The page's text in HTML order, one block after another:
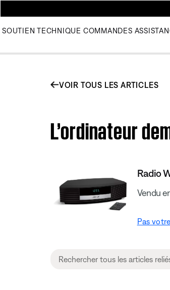
SOUTIEN TECHNIQUE COMMANDES
VOIR TOUS LES ARTICLES
L’ordinateur
Radio
Vendu
Pas